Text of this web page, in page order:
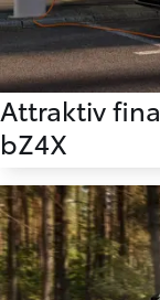
Attraktiv
bZ4X